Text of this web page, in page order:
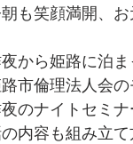
も笑顔満開、
から姫路に泊
市倫理法人会
のナイトセミ
内容も組み立